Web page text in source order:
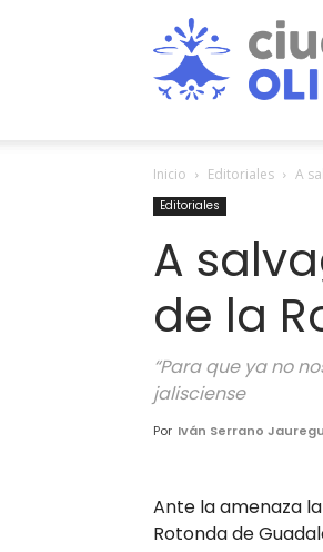
Ciudad
Olinka
Inicio Editoriales A
Editoriales
A
de la
“Para que ya no
jalisciense
Por Iván Serrano
Ante la amenaza
Rotonda de